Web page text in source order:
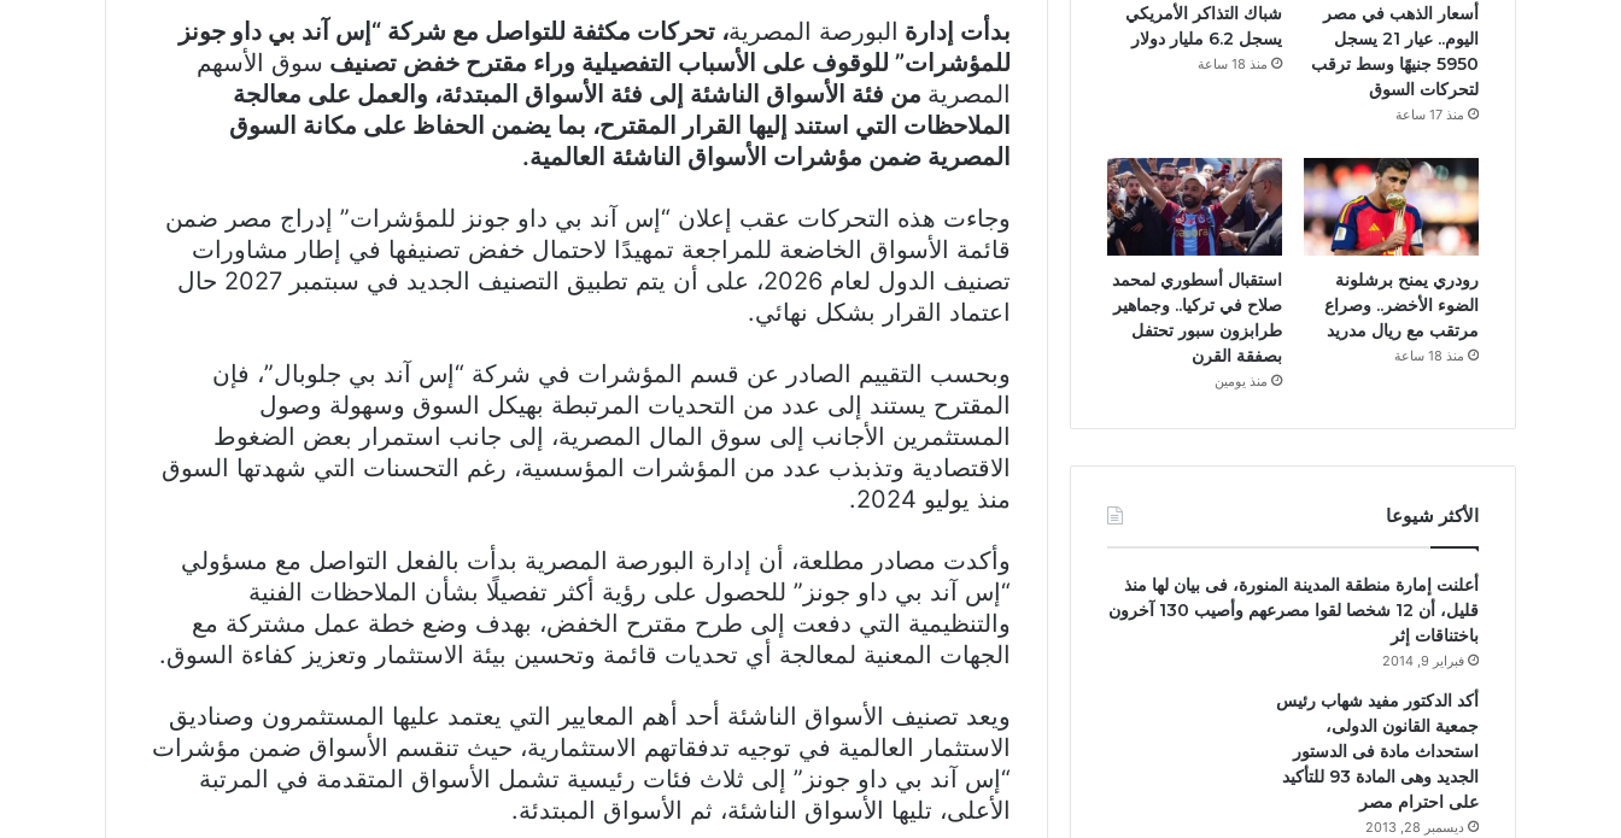
بدأت إدارة البورصة المصرية، تحركات مكثفة للتواصل مع شركة “إس آند بي داو جونز
للمؤشرات” للوقوف على الأسباب التفصيلية وراء مقترح خفض تصنيف سوق الأسهم
المصرية من فئة الأسواق الناشئة إلى فئة الأسواق المبتدئة، والعمل على معالجة
الملاحظات التي استند إليها القرار المقترح، بما يضمن الحفاظ على مكانة السوق
المصرية ضمن مؤشرات الأسواق الناشئة العالمية.
وجاءت هذه التحركات عقب إعلان “إس آند بي داو جونز للمؤشرات” إدراج مصر ضمن
قائمة الأسواق الخاضعة للمراجعة تمهيدًا لاحتمال خفض تصنيفها في إطار مشاورات
تصنيف الدول لعام 2026، على أن يتم تطبيق التصنيف الجديد في سبتمبر 2027 حال
اعتماد القرار بشكل نهائي.
وبحسب التقييم الصادر عن قسم المؤشرات في شركة “إس آند بي جلوبال”، فإن
المقترح يستند إلى عدد من التحديات المرتبطة بهيكل السوق وسهولة وصول
المستثمرين الأجانب إلى سوق المال المصرية، إلى جانب استمرار بعض الضغوط
الاقتصادية وتذبذب عدد من المؤشرات المؤسسية، رغم التحسنات التي شهدتها السوق
منذ يوليو 2024.
وأكدت مصادر مطلعة، أن إدارة البورصة المصرية بدأت بالفعل التواصل مع مسؤولي
“إس آند بي داو جونز” للحصول على رؤية أكثر تفصيلًا بشأن الملاحظات الفنية
والتنظيمية التي دفعت إلى طرح مقترح الخفض، بهدف وضع خطة عمل مشتركة مع
الجهات المعنية لمعالجة أي تحديات قائمة وتحسين بيئة الاستثمار وتعزيز كفاءة السوق.
ويعد تصنيف الأسواق الناشئة أحد أهم المعايير التي يعتمد عليها المستثمرون وصناديق
الاستثمار العالمية في توجيه تدفقاتهم الاستثمارية، حيث تنقسم الأسواق ضمن مؤشرات
“إس آند بي داو جونز” إلى ثلاث فئات رئيسية تشمل الأسواق المتقدمة في المرتبة
الأعلى، تليها الأسواق الناشئة، ثم الأسواق المبتدئة.
أسعار الذهب في مصر
اليوم.. عيار 21 يسجل
5950 جنيهًا وسط ترقب
لتحركات السوق
منذ 17 ساعة
شباك التذاكر الأمريكي
يسجل 6.2 مليار دولار
منذ 18 ساعة
رودري يمنح برشلونة
الضوء الأخضر.. وصراع
مرتقب مع ريال مدريد
منذ 18 ساعة
استقبال أسطوري لمحمد
صلاح في تركيا.. وجماهير
طرابزون سبور تحتفل
بصفقة القرن
منذ يومين
الأكثر شيوعا
أعلنت إمارة منطقة المدينة المنورة، فى بيان لها منذ
قليل، أن 12 شخصا لقوا مصرعهم وأصيب 130 آخرون
باختناقات إثر
فبراير 9, 2014
أكد الدكتور مفيد شهاب رئيس
جمعية القانون الدولى،
استحداث مادة فى الدستور
الجديد وهى المادة 93 للتأكيد
على احترام مصر
ديسمبر 28, 2013